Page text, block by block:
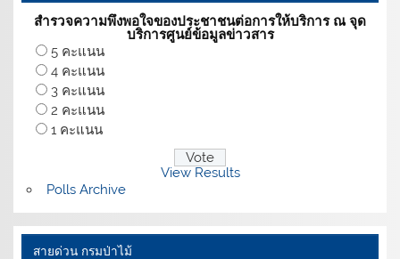
สำรวจความพึงพอใจของประชาชนต่อการให้บริการ ณ จุด
บริการศูนย์ข้อมูลข่าวสาร
5 คะแนน
4 คะแนน
3 คะแนน
2 คะแนน
1 คะแนน
View Results
Polls Archive
สายด่วน กรมป่าไม้